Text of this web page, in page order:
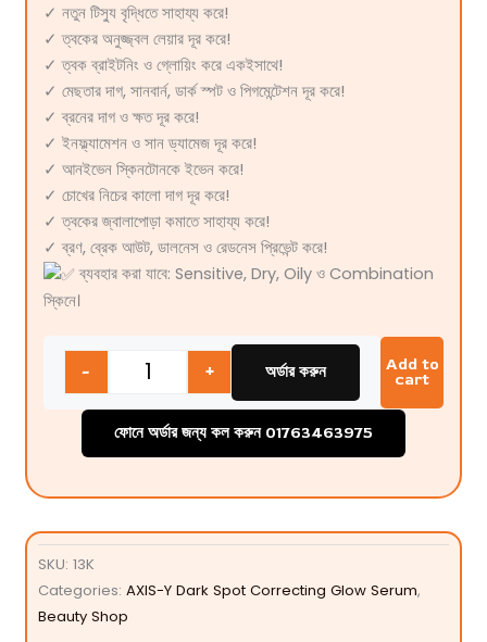
✓ নতুন টিস্যু বৃদ্ধিতে সাহায্য করে!
✓‌ ত্বকের অনুজ্জ্বল লেয়ার দূর করে!
✓ ত্বক ব্রাইটনিং ও গ্লোয়িং করে একইসাথে!
✓ মেছতার দাগ, সানবার্ন, ডার্ক স্পট ও পিগমেন্টেশন দূর করে!
✓ ব্রনের দাগ ও ক্ষত দূর করে!
✓ ইনফ্ল্যামেশন ও সান ড্যামেজ দূর করে!
✓ আনইভেন স্কিনটোনকে ইভেন করে!
✓ চোখের নিচের কালো দাগ দূর করে!
✓ ত্বকের জ্বালাপোড়া কমাতে সাহায্য করে!
✓ ব্রণ, ব্রেক আউট, ডালনেস ও রেডনেস প্রিভেন্ট করে!
ব্যবহার করা যাবে: Sensitive, Dry, Oily ও Combination
স্কিনে।
Quantity
- + অর্ডার করুন Add to
cart
ফোনে অর্ডার জন্য কল করুন 01763463975
SKU: 13K
Categories: AXIS-Y Dark Spot Correcting Glow Serum,
Beauty Shop